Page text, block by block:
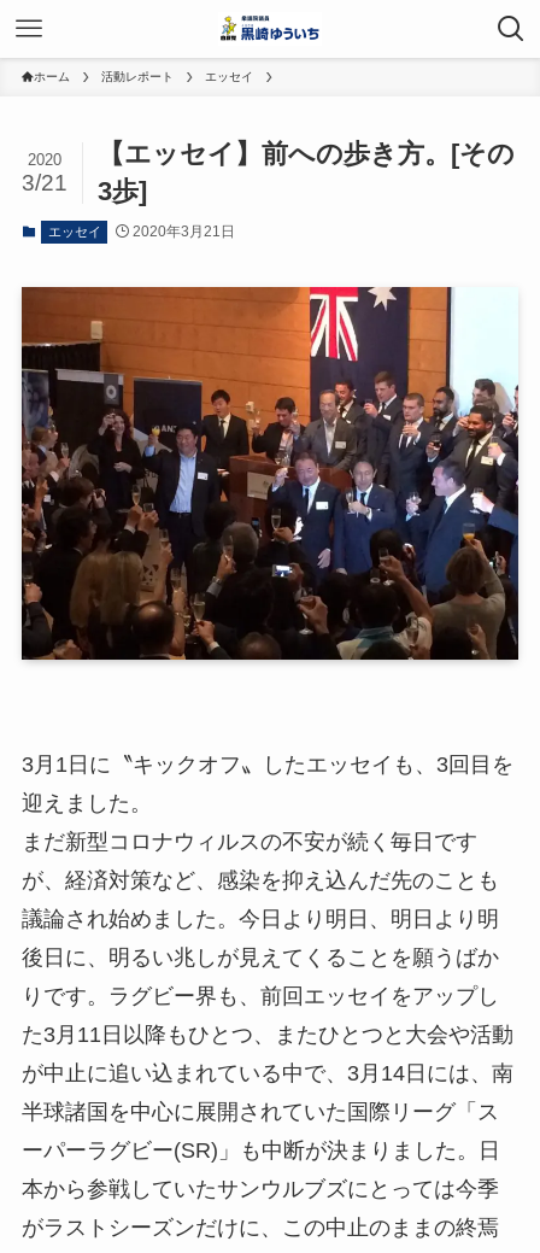
ホーム 活動レポート エッセイ
【エッセイ】前への歩き方。[その
3歩]
2020
3/21
エッセイ 2020年3月21日
3月1日に〝キックオフ〟したエッセイも、3回目を
迎えました。
まだ新型コロナウィルスの不安が続く毎日です
が、経済対策など、感染を抑え込んだ先のことも
議論され始めました。今日より明日、明日より明
後日に、明るい兆しが見えてくることを願うばか
りです。ラグビー界も、前回エッセイをアップし
た3月11日以降もひとつ、またひとつと大会や活動
が中止に追い込まれている中で、3月14日には、南
半球諸国を中心に展開されていた国際リーグ「ス
ーパーラグビー(SR)」も中断が決まりました。日
本から参戦していたサンウルブズにとっては今季
がラストシーズンだけに、この中止のままの終焉